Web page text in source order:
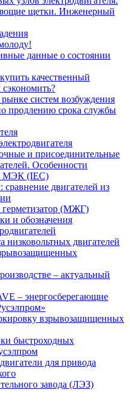
щетки. Инженерный
данные о состоянии
качественный
систем возбуждения
продлению срока службы
и присоединительные
Особенности
МЭК (IEC)
сравнение двигателей из
(МЖГ)
и обозначения
низковольтных двигателей
– актуальный
– энергосберегающие
взрывозащищенных
быстроходных
для привода
завода (ЛЭЗ)